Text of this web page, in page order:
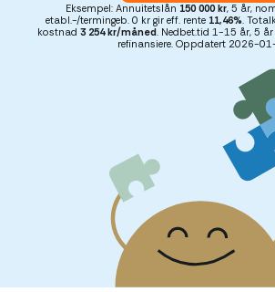
Eksempel: Annuitetslån 150 000 kr, 5 år,
etabl.-/termingeb. 0 kr gir eff. rente 11,46% .
kostnad 3 254 kr/måned. Nedbet.tid 1-15 år, 5
refinansiere. Oppdatert 2026-